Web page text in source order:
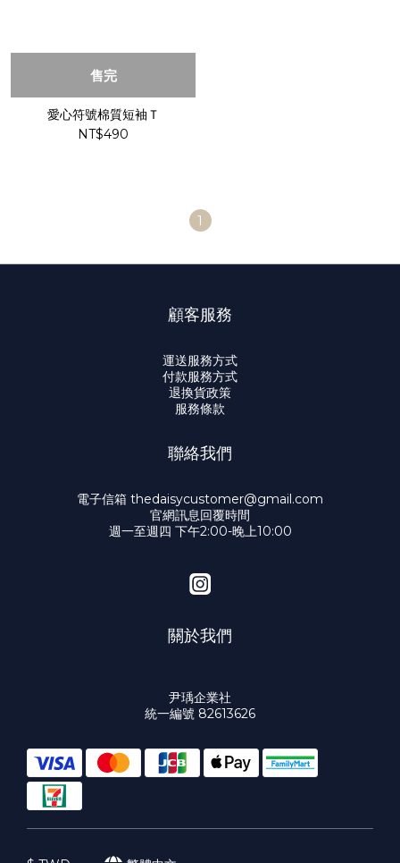
售完
愛心符號棉質短袖Ｔ
NT$490
1
顧客服務
運送服務方式
付款服務方式
退換貨政策
服務條款
聯絡我們
電子信箱 thedaisycustomer@gmail.com
官網訊息回覆時間
週一至週四 下午2:00-晚上10:00
關於我們
尹瑀企業社
統一編號 82613626